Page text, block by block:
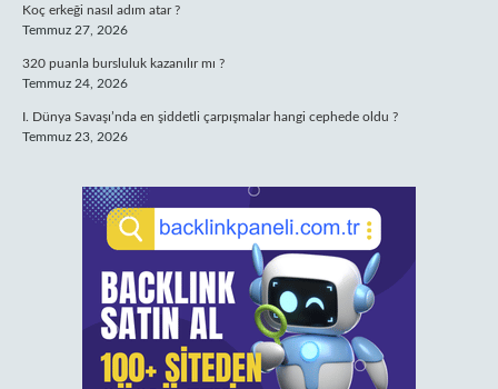
Koç erkeği nasıl adım atar ?
Temmuz 27, 2026
320 puanla bursluluk kazanılır mı ?
Temmuz 24, 2026
I. Dünya Savaşı’nda en şiddetli çarpışmalar hangi cephede oldu ?
Temmuz 23, 2026